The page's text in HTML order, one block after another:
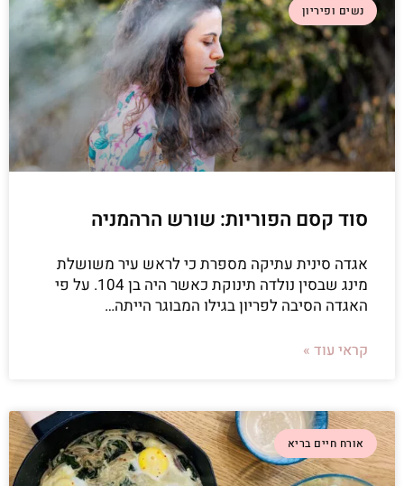
נשים ופיריון
סוד קסם הפוריות: שורש הרהמניה
אגדה סינית עתיקה מספרת כי לראש עיר משושלת
מינג שבסין נולדה תינוקת כאשר היה בן 104. על פי
האגדה הסיבה לפריון בגילו המבוגר הייתה…
קראי עוד »
אורח חיים בריא